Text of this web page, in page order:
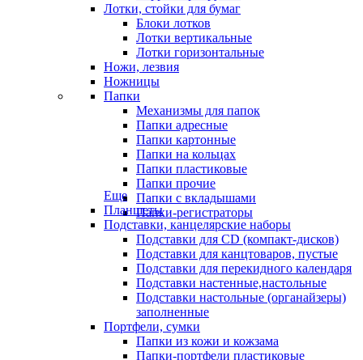
Лотки, стойки для бумаг
Блоки лотков
Лотки вертикальные
Лотки горизонтальные
Ножи, лезвия
Ножницы
Папки
Механизмы для папок
Папки адресные
Папки картонные
Папки на кольцах
Папки пластиковые
Папки прочие
Папки с вкладышами
Папки-регистраторы
Еще
Планшеты
Подставки, канцелярские наборы
Подставки для CD (компакт-дисков)
Подставки для канцтоваров, пустые
Подставки для перекидного календаря
Подставки настенные,настольные
Подставки настольные (органайзеры)
заполненные
Портфели, сумки
Папки из кожи и кожзама
Папки-портфели пластиковые